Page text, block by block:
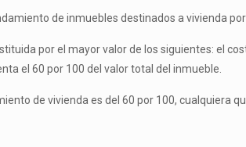
de inmuebles destinados a vivienda
por el mayor valor de los siguientes: el
el 60 por 100 del valor total del inmueble.
de vivienda es del 60 por 100, cualquiera